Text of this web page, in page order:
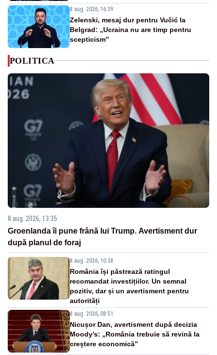
8 aug. 2026, 16:39
Zelenski, mesaj dur pentru Vučić la
Belgrad: „Ucraina nu are timp pentru
scepticism”
POLITICA
8 aug. 2026, 13:35
Groenlanda îi pune frână lui Trump. Avertisment dur
după planul de foraj
8 aug. 2026, 10:38
România își păstrează ratingul
recomandat investițiilor. Un semnal
pozitiv, dar și un avertisment pentru
autorități
8 aug. 2026, 08:51
Nicușor Dan, avertisment după decizia
Moody’s: „România trebuie să revină la
creștere economică”